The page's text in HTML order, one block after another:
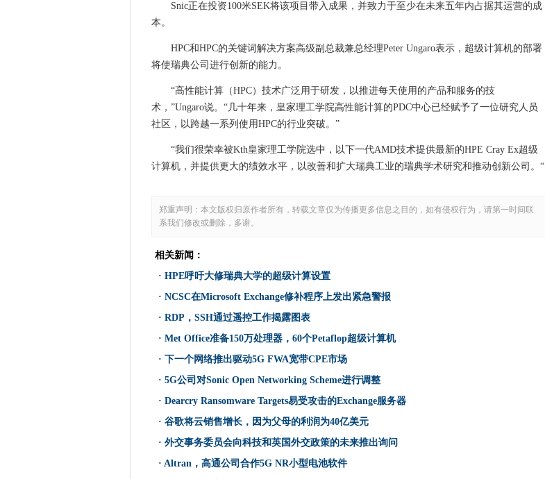
Teradata眼中APAC的云机会
思科，Strathclyde大学和苏格兰5G中心宣布5G云核心网络
okta以6.5亿美元的价格选择验证
皇冠起诉服务在12个月内遭受了1,600个数据泄露
Tokopedia如何简化事件管理
为什么预测威胁情报是关键
IR35改革：谁补偿雇主的倪谁将IT承包商带到口袋里
NHS共享商务服务推出1亿英镑的数字硬件框架
NCSC在Microsoft Exchange修补程序上发出紧急警报
RDP，SSH通过遥控工作揭露图表
酿酒师摩尔森凉鞋瞄准网络攻击
在2021年的第一个补丁中的关键零点特征
爱立信旨在乘坐5克波浪，因为它是O2斯洛伐克5G供应协议
Met Office准备150万处理器，60个Petaflop超级计算机
Malwarebytes也由Solarwinds攻击者击中
东盟企业面临数字转型的障碍
Snic正在投资100米SEK将该项目带入成果，并致力于至少在未来五年内占据其运营的成
本。
HPC和HPC的关键词解决方案高级副总裁兼总经理Peter Ungaro表示，超级计算机的部署
将使瑞典公司进行创新的能力。
“高性能计算（HPC）技术广泛用于研发，以推进每天使用的产品和服务的技
术，”Ungaro说。“几十年来，皇家理工学院高性能计算的PDC中心已经赋予了一位研究人员
社区，以跨越一系列使用HPC的行业突破。”
“我们很荣幸被Kth皇家理工学院选中，以下一代AMD技术提供最新的HPE Cray Ex超级
计算机，并提供更大的绩效水平，以改善和扩大瑞典工业的瑞典学术研究和推动创新公司。“
郑重声明：本文版权归原作者所有，转载文章仅为传播更多信息之目的，如有侵权行为，请第一时间联
系我们修改或删除，多谢。
相关新闻：
· HPE呼吁大修瑞典大学的超级计算设置
· NCSC在Microsoft Exchange修补程序上发出紧急警报
· RDP，SSH通过遥控工作揭露图表
· Met Office准备150万处理器，60个Petaflop超级计算机
· 下一个网络推出驱动5G FWA宽带CPE市场
· 5G公司对Sonic Open Networking Scheme进行调整
· Dearcry Ransomware Targets易受攻击的Exchange服务器
· 谷歌将云销售增长，因为父母的利润为40亿美元
· 外交事务委员会向科技和英国外交政策的未来推出询问
· Altran，高通公司合作5G NR小型电池软件